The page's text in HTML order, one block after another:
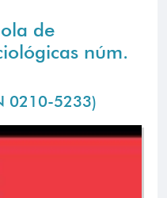
de
núm.
0210-5233)